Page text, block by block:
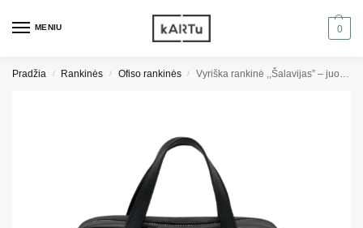
MENIU 0
Pradžia / Rankinės / Ofiso rankinės / Vyriška rankinė ,,Šalavijas” – juoda lygi